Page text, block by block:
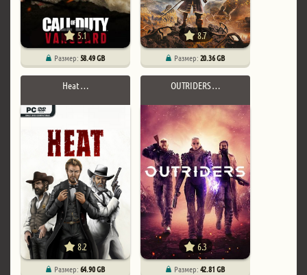
5.1
Размер:58.49 GB
8.7
Размер:20.36 GB
Heat …
8.2
Размер:64.90 GB
OUTRIDERS …
6.3
Размер:42.81 GB